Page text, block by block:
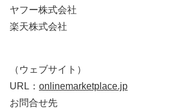
ヤフー株式会社
楽天株式会社
（ウェブサイト）
URL： onlinemarketplace.jp
お問合せ先